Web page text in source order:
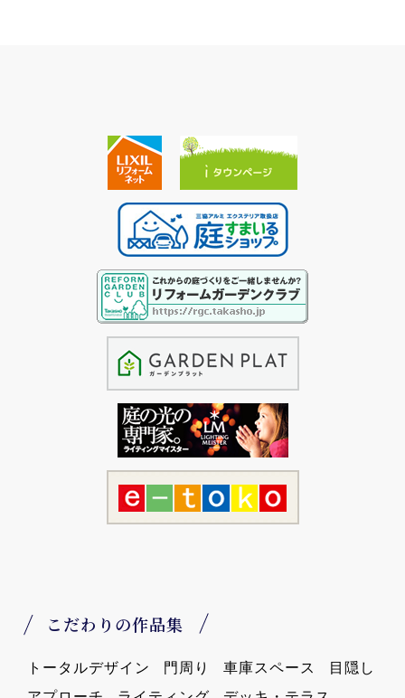
こだわりの作品集
トータルデザイン 門周り 車庫スペース
目隠し